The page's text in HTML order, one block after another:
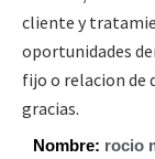
cliente y
oportunidades
fijo o relacion de
gracias.
Nombre: rocio